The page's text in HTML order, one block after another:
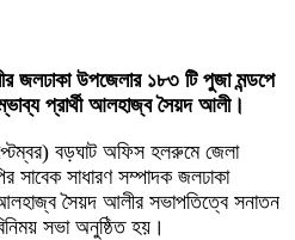
জলঢাকা উপজেলার ১৮৩ টি পুজা মন্ডপে
প্রার্থী আলহাজ্ব সৈয়দ আলী।
বড়ঘাট অফিস হলরুমে জেলা
সাবেক সাধারণ সম্পাদক জলঢাকা
সৈয়দ আলীর সভাপতিত্বে সনাতন
সভা অনুষ্ঠিত হয়।